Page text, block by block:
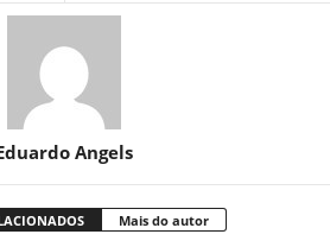
Angels
Mais do autor